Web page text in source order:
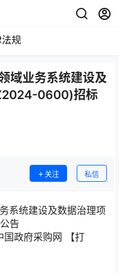
规
域业务系统建设及
0600)招标
关注 私信
系统建设及数据治理项
告
国政府采购网 【打